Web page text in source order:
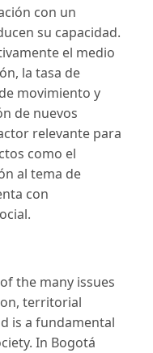
con un
su capacidad.
el medio
la tasa de
movimiento y
de nuevos
relevante para
como el
al tema de
con
the many issues
territorial
is a fundamental
In Bogotá